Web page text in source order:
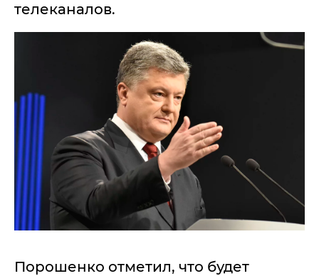
телеканалов.
Порошенко отметил, что будет